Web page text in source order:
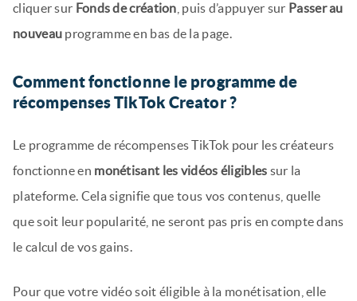
cliquer sur Fonds de création , puis d’appuyer sur Passer au
nouveau programme en bas de la page.
Comment fonctionne le programme de
récompenses TikTok Creator ?
Le programme de récompenses TikTok pour les créateurs
fonctionne en monétisant les vidéos éligibles sur la
plateforme. Cela signifie que tous vos contenus, quelle
que soit leur popularité, ne seront pas pris en compte dans
le calcul de vos gains.
Pour que votre vidéo soit éligible à la monétisation, elle